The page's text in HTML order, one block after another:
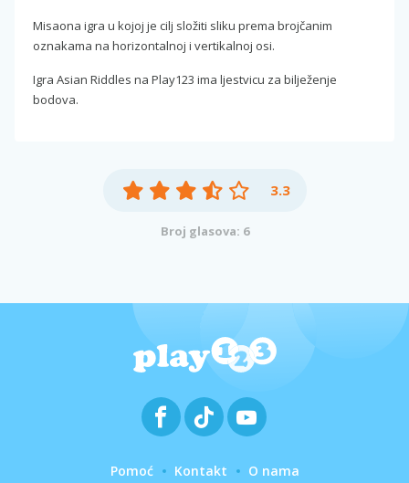
Misaona igra u kojoj je cilj složiti sliku prema brojčanim
oznakama na horizontalnoj i vertikalnoj osi.
Igra Asian Riddles na Play123 ima ljestvicu za bilježenje
bodova.
3.3
Broj glasova: 6
Pomoć Kontakt O nama